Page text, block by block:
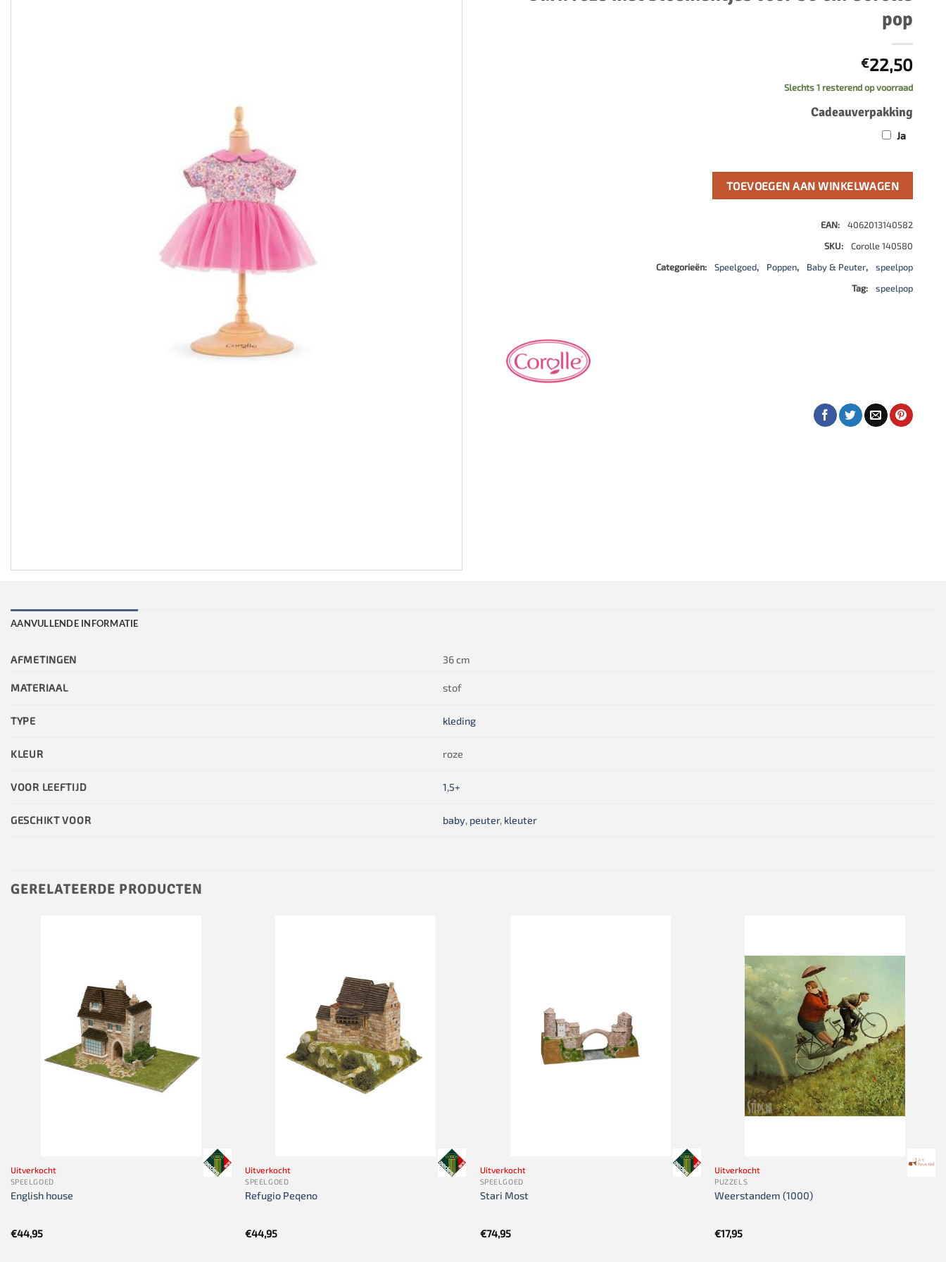
500 stukjes
1000 stukjes
5000 stukjes
schaakklok
schaakset
schaakstukken
pop
€22,50
Slechts 1 resterend op voorraad
Cadeauverpakking
Ja
TOEVOEGEN AAN WINKELWAGEN
EAN:
4062013140582
SKU:
Corolle 140580
Categorieën:
Speelgoed, Poppen, Baby & Peuter,
speelpop
Tag:
speelpop
AANVULLENDE INFORMATIE
AFMETINGEN 36 cm
MATERIAAL stof
TYPE kleding
KLEUR roze
VOOR LEEFTIJD 1,5+
GESCHIKT VOOR baby, peuter, kleuter
GERELATEERDE PRODUCTEN
Uitverkocht
SPEELGOED
English house
€44,95
Uitverkocht
SPEELGOED
Refugio Peqeno
€44,95
Uitverkocht
SPEELGOED
Stari Most
€74,95
Uitverkocht
PUZZELS
Weerstandem (1000)
€17,95